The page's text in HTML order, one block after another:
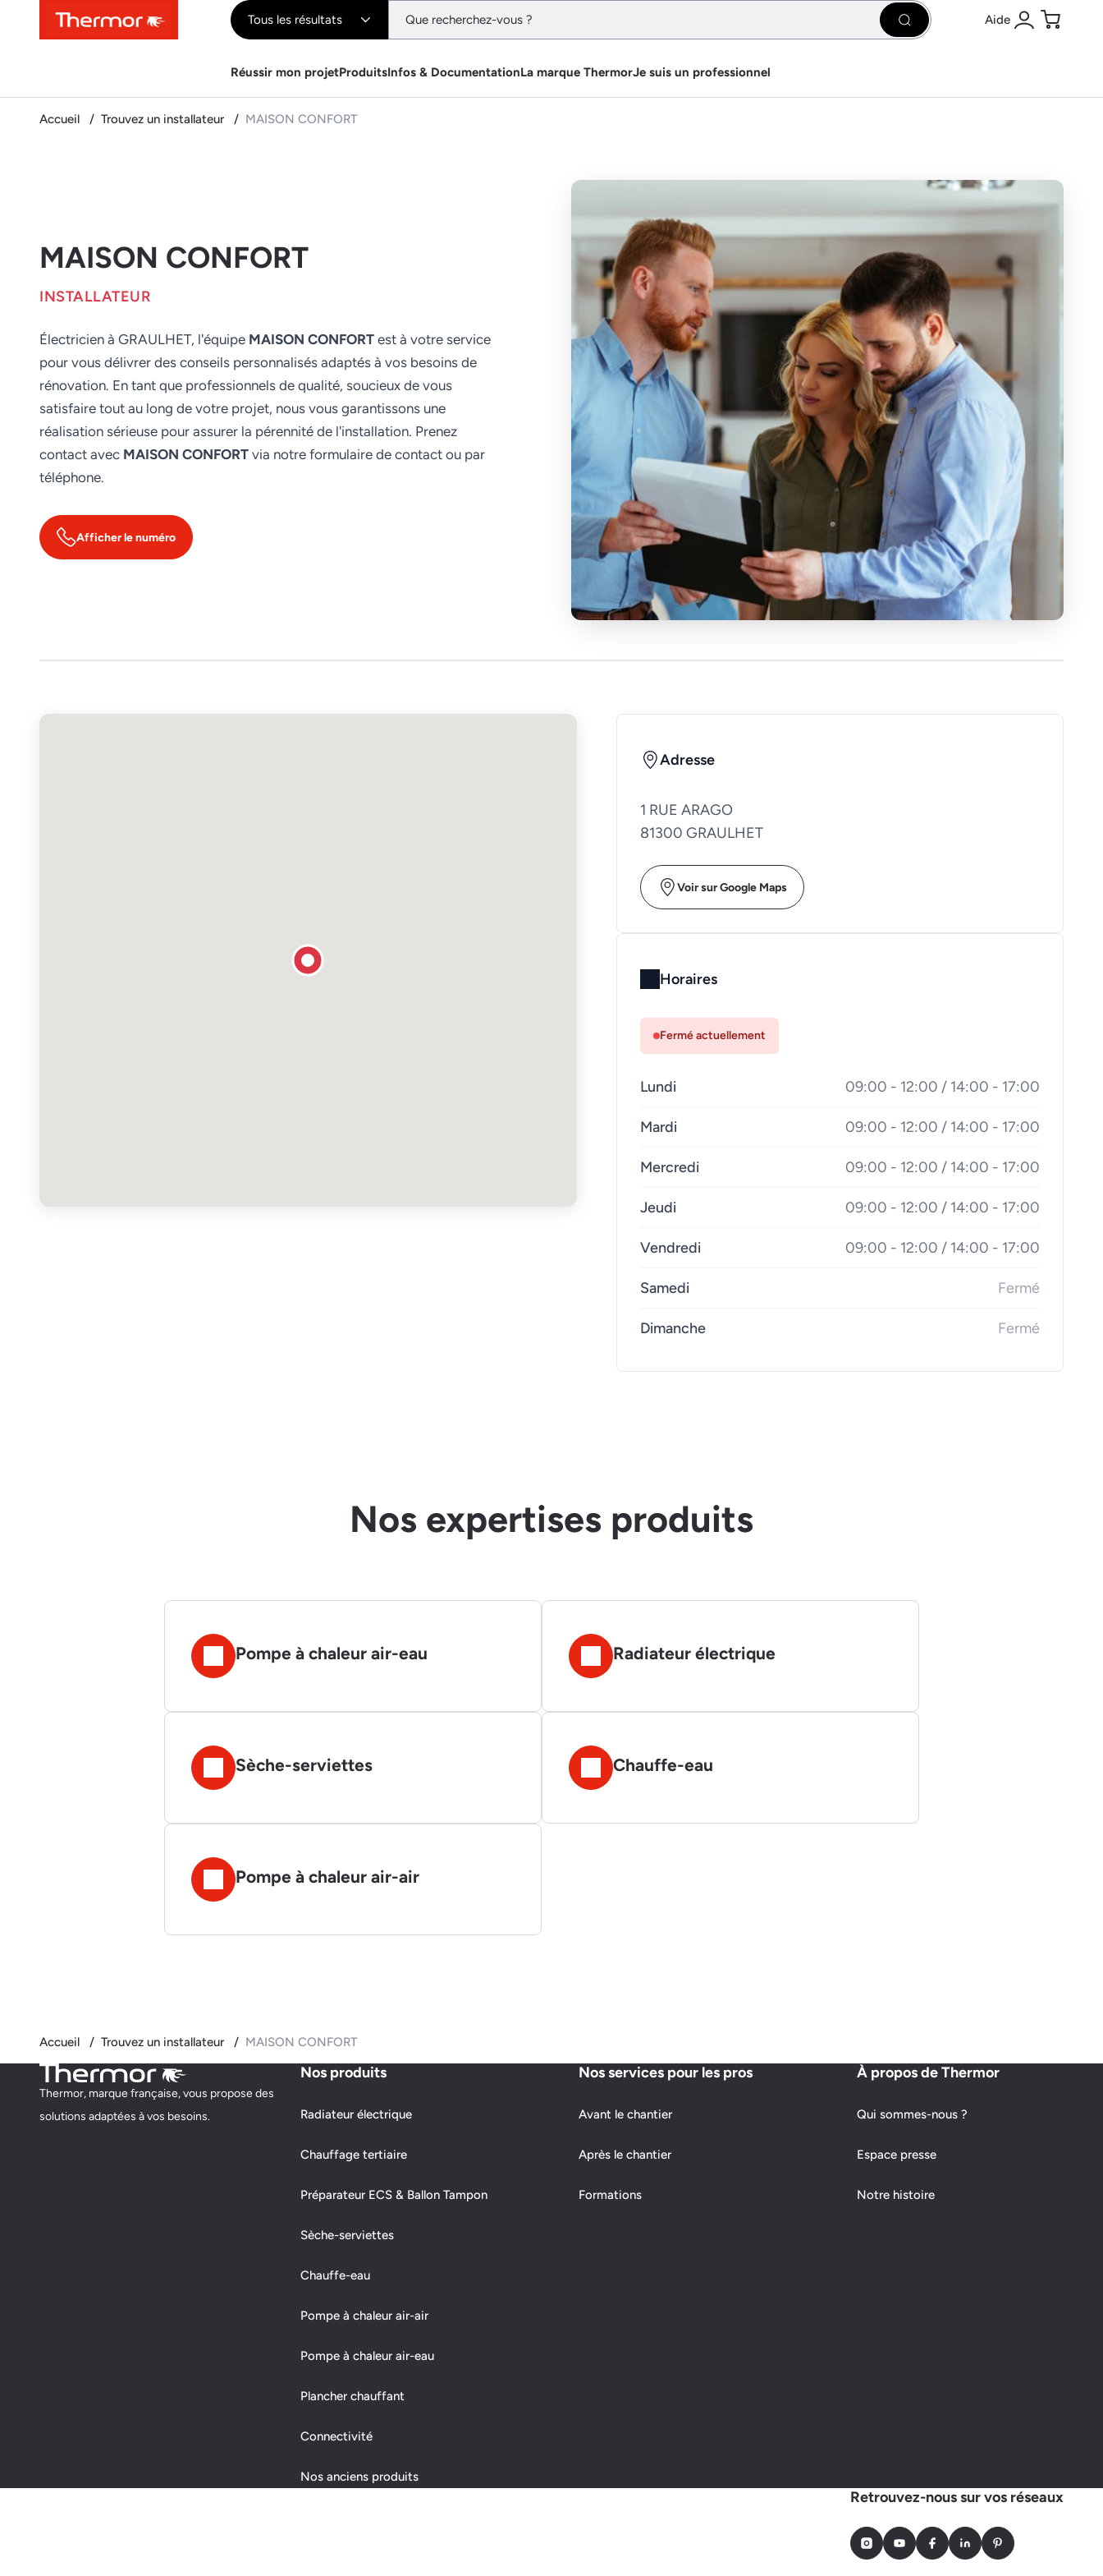
ContenuMenuRecherche Tous les résultats Rechercher Aide
Se connecter
Panier
Réussir mon projetProduitsInfos & DocumentationLa marque ThermorJe suis un professionnel
Accueil Trouvez un installateur MAISON CONFORT
MAISON CONFORT
INSTALLATEUR
Électricien à GRAULHET, l'équipe MAISON CONFORT est à votre service
pour vous délivrer des conseils personnalisés adaptés à vos besoins de
rénovation. En tant que professionnels de qualité, soucieux de vous
satisfaire tout au long de votre projet, nous vous garantissons une
réalisation sérieuse pour assurer la pérennité de l'installation. Prenez
contact avec MAISON CONFORT via notre formulaire de contact ou par
téléphone.
Afficher le numéro
Adresse
1 RUE ARAGO
81300 GRAULHET
Voir sur Google Maps
Horaires
Fermé actuellement
Lundi 09:00 - 12:00 / 14:00 - 17:00
Mardi 09:00 - 12:00 / 14:00 - 17:00
Mercredi 09:00 - 12:00 / 14:00 - 17:00
Jeudi 09:00 - 12:00 / 14:00 - 17:00
Vendredi 09:00 - 12:00 / 14:00 - 17:00
Samedi Fermé
Dimanche Fermé
Nos expertises produits
Pompe à chaleur air-eau Radiateur électrique
Sèche-serviettes Chauffe-eau
Pompe à chaleur air-air
Accueil Trouvez un installateur MAISON CONFORT
Thermor, marque française, vous propose des
solutions adaptées à vos besoins.
Nos produits
Radiateur électrique
Chauffage tertiaire
Préparateur ECS & Ballon Tampon
Sèche-serviettes
Chauffe-eau
Pompe à chaleur air-air
Pompe à chaleur air-eau
Plancher chauffant
Connectivité
Nos anciens produits
Nos services pour les pros
Avant le chantier
Après le chantier
Formations
À propos de Thermor
Qui sommes-nous ?
Espace presse
Notre histoire
Retrouvez-nous sur vos réseaux
InstagramYoutubeFacebookLinkedInPinterest